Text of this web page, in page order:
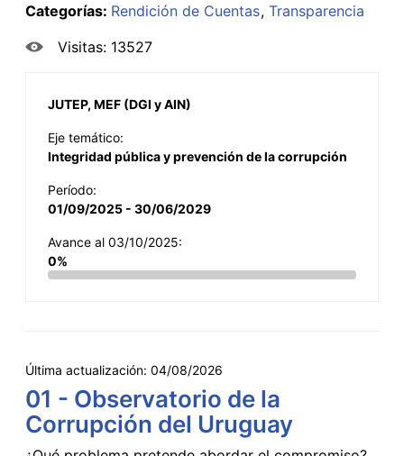
Categorías: Rendición de Cuentas Transparencia
Visitas: 13527
JUTEP, MEF (DGI y AIN)
Eje temático:
Integridad pública y prevención de la corrupción
Período:
01/09/2025 - 30/06/2029
Avance al 03/10/2025:
0%
Última actualización: 04/08/2026
01 - Observatorio de la
Corrupción del Uruguay